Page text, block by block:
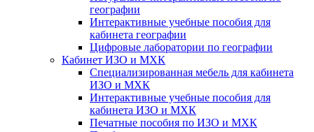
географии
Интерактивные учебные пособия для
кабинета географии
Цифровые лаборатории по географии
Кабинет ИЗО и МХК
Специализированная мебель для кабинета
ИЗО и МХК
Интерактивные учебные пособия для
кабинета ИЗО и МХК
Печатные пособия по ИЗО и МХК